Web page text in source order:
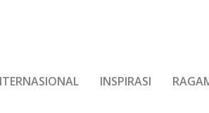
INSPIRASI